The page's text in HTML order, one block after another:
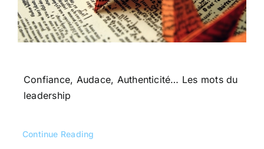
Confiance, Audace, Authenticité… Les mots du
leadership
Continue Reading